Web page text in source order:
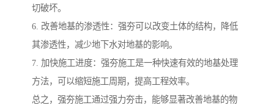
切破坏。
6. 改善地基的渗透性：强夯可以改变土体的结构，降低
其渗透性，减少地下水对地基的影响。
7. 加快施工进度：强夯施工是一种快速有效的地基处理
方法，可以缩短施工周期，提高工程效率。
总之，强夯施工通过强力夯击，能够显著改善地基的物